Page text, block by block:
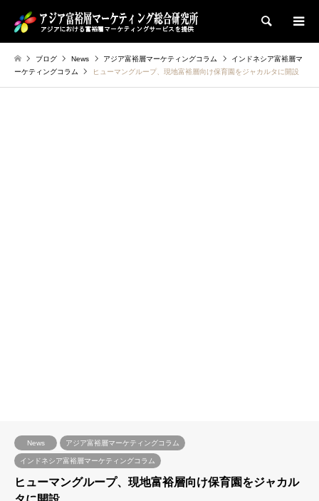
検索
ブログ News アジア富裕層マーケティングコラム
インドネシア富裕層マ
ーケティングコラム
ヒューマングループ、現地富裕層向け保育園をジャカルタに開設
News アジア富裕層マーケティングコラム
インドネシア富裕層マーケティングコラム
ヒューマングループ、現地富裕層向け保育園をジャカル